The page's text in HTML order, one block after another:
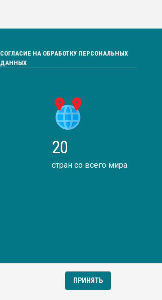
ПРИНЯТЬ
СОГЛАСИЕ НА ОБРАБОТКУ ПЕРСОНАЛЬНЫХ
ДАННЫХ
20
стран со всего мира